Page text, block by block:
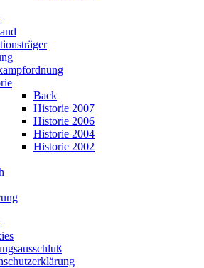
Back
Historie 2007
Historie 2006
Historie 2004
Historie 2002